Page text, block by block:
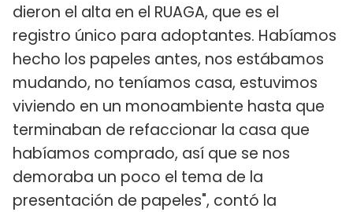
dieron el alta en el RUAGA, que es el
registro único para adoptantes. Habíamos
hecho los papeles antes, nos estábamos
mudando, no teníamos casa, estuvimos
viviendo en un monoambiente hasta que
terminaban de refaccionar la casa que
habíamos comprado, así que se nos
demoraba un poco el tema de la
presentación de papeles", contó la